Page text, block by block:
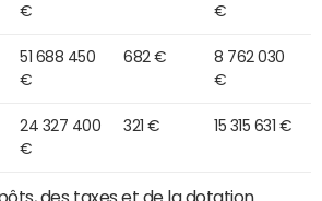
€
€
51 688 450
€
682 €
8 762 030
€
24 327 400
€
321 € 15 315 631 €
des taxes et de la dotation